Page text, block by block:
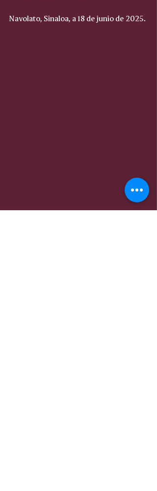
Navolato, Sinaloa, a 18 de junio de 2025.